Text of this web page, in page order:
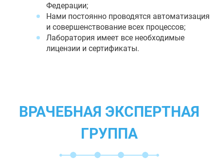
Федерации;
Нами постоянно проводятся автоматизация
и совершенствование всех процессов;
Лаборатория имеет все необходимые
лицензии и сертификаты.
ВРАЧЕБНАЯ ЭКСПЕРТНАЯ
ГРУППА